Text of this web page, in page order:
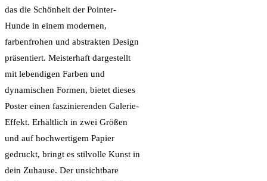
das die Schönheit der Pointer-
Hunde in einem modernen,
farbenfrohen und abstrakten Design
präsentiert. Meisterhaft dargestellt
mit lebendigen Farben und
dynamischen Formen, bietet dieses
Poster einen faszinierenden Galerie-
Effekt. Erhältlich in zwei Größen
und auf hochwertigem Papier
gedruckt, bringt es stilvolle Kunst in
dein Zuhause. Der unsichtbare